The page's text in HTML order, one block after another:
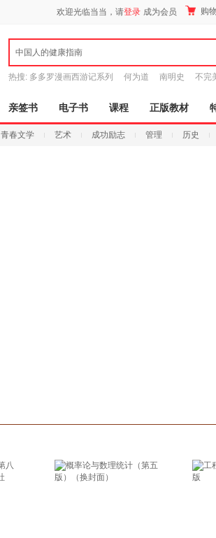
欢迎光临当当，请登录 成为会员 购
中国人的健康指南
热搜: 多多罗漫画西游记系列 何为道 南明史 不完
亲签书 电子书 课程 正版教材
青春文学 艺术 成功励志 管理 历史